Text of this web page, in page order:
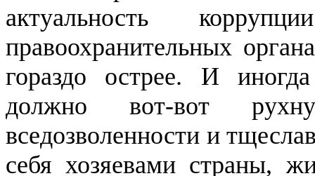
актуальность
правоохранительных
гораздо острее. И
должно вот-вот
вседозволенности и
себя хозяевами страны,